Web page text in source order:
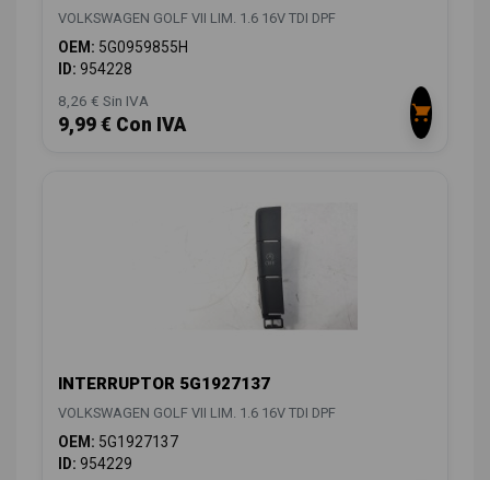
VOLKSWAGEN GOLF VII LIM. 1.6 16V TDI DPF
OEM: 5G0959855H
ID: 954228
8,26 € Sin IVA
9,99 € Con IVA
INTERRUPTOR 5G1927137
VOLKSWAGEN GOLF VII LIM. 1.6 16V TDI DPF
OEM: 5G1927137
ID: 954229